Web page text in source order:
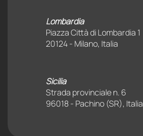
Lombardia
Piazza Città di Lombardia 1
20124 - Milano, Italia
Sicilia
Strada provinciale n. 6
96018 - Pachino (SR), Italia